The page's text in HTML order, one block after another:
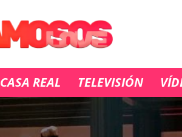
CASA REAL TELEVISIÓN